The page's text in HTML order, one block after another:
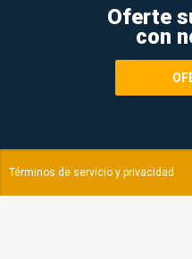
Oferte
con
Términos de servicio y privacidad